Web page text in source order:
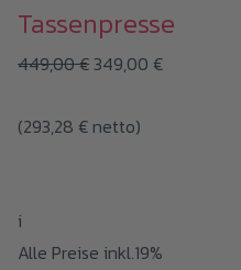
Tassenpresse
449,00€ Ursprünglicher
war:
349,00 €Aktueller
(293,28 € netto)
i
Alle Preise inkl.19%